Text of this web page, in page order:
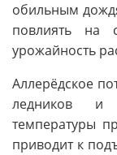
обильным
повлиять на
урожайность
Аллерёдское
ледников и
температуры
приводит к